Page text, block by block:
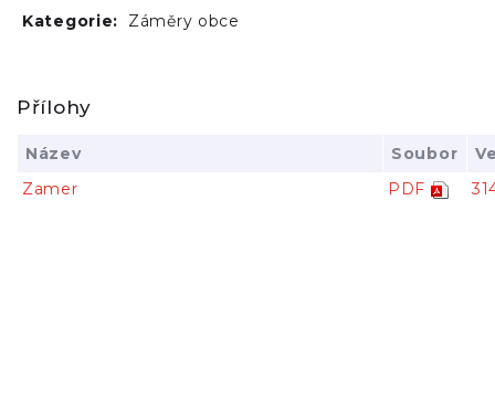
Kategorie: Záměry obce
Přílohy
Název Soubor
Zamer
PDF